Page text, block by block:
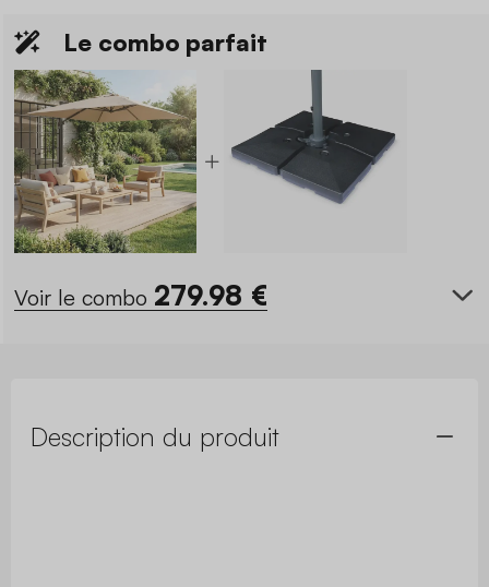
Le combo parfait
Voir le combo 279.98 €
Description du produit